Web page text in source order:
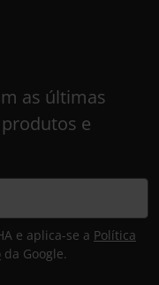
as últimas
e
e aplica-se a Política
da Google.